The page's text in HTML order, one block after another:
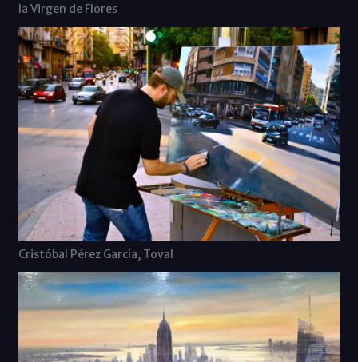
la Virgen de Flores
Cristóbal Pérez García, Toval